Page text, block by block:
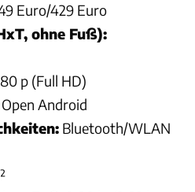
Euro/429 Euro
ohne Fuß):
p (Full HD)
Open Android
Bluetooth/WLAN